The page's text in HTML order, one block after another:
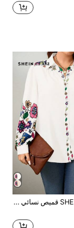
SHEIN Clasi قميص نسائي كاجوال بأكمام طويلة وطبعة زهرية، قميص نسائي متعدد الاستخدامات للارتداء اليومي، قميص نسائي بطبعة زهرية، قمصان نسائية وبلوزات نسائية، بلوزة نسائية بطبعة زهرية للارتداء الكاجوال